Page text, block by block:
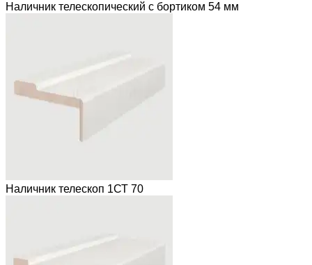
Наличник телескопический с бортиком 54 мм
Наличник телескоп 1СТ 70